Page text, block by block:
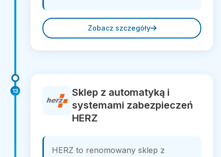
Zobacz szczegóły
13
Sklep z automatyką i
systemami zabezpieczeń
HERZ
HERZ to renomowany sklep z